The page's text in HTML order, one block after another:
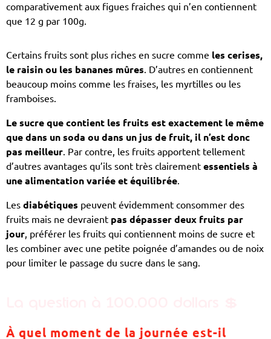
comparativement aux figues fraiches qui n’en contiennent
que 12 g par 100g.
Certains fruits sont plus riches en sucre comme les cerises,
le raisin ou les bananes mûres. D’autres en contiennent
beaucoup moins comme les fraises, les myrtilles ou les
framboises.
Le sucre que contient les fruits est exactement le même
que dans un soda ou dans un jus de fruit, il n’est donc
pas meilleur. Par contre, les fruits apportent tellement
d’autres avantages qu’ils sont très clairement essentiels à
une alimentation variée et équilibrée.
Les diabétiques peuvent évidemment consommer des
fruits mais ne devraient pas dépasser deux fruits par
jour, préférer les fruits qui contiennent moins de sucre et
les combiner avec une petite poignée d’amandes ou de noix
pour limiter le passage du sucre dans le sang.
À quel moment de la journée est-il